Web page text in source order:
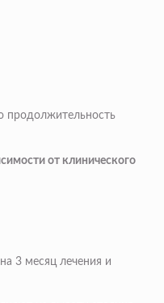
продолжительность
от клинического
3 месяц лечения и